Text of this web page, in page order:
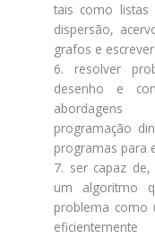
tais como listas
dispersão,
grafos e
6. resolver
desenho e
abordagens
programação
programas para
7. ser capaz
um algoritmo
problema como
eficientemente